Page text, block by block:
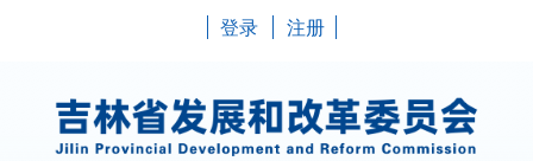
登录 注册